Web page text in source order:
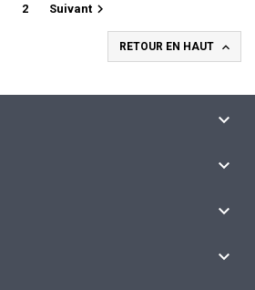
2 Suivant
RETOUR EN HAUT 



